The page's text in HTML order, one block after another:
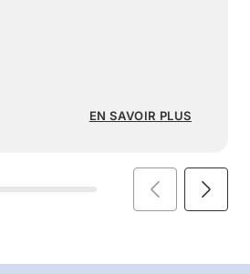
EN SAVOIR PLUS